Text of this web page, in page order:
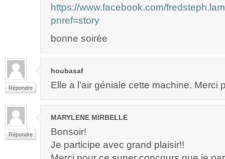
https://www.facebook.com/
pnref=story
bonne soirée
Répondre
houbasaf
Elle a l’air géniale cette machine. Merci
Répondre
MARYLENE MIRBELLE
Bonsoir!
Je participe avec grand plaisir!!